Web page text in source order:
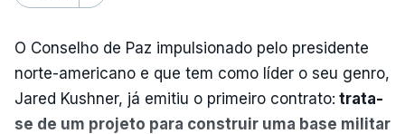
O Conselho de Paz impulsionado pelo presidente
norte-americano e que tem como líder o seu genro,
Jared Kushner, já emitiu o primeiro contrato: trata-
se de um projeto para construir uma base militar